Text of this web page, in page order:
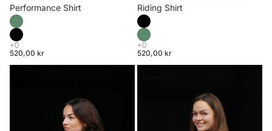
Performance Shirt
520,00 kr
Riding Shirt
520,00 kr